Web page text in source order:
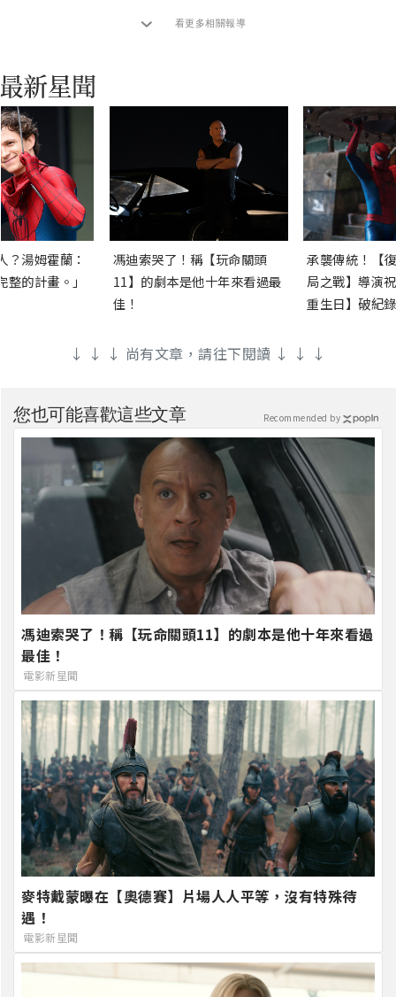
看更多相關報導
？湯姆霍蘭：
的計畫。」
馮迪索哭了！稱【玩命關頭
11】的劇本是他十年來看過最
佳！
承襲傳統！【
局之戰】導演
重生日】破紀
↓ ↓ ↓ 尚有文章，請往下閱讀 ↓ ↓ ↓
您也可能喜歡這些文章
馮迪索哭了！稱【玩命關頭11】的劇本是他十年來看過
最佳！
電影新星聞
麥特戴蒙曝在【奧德賽】片場人人平等，沒有特殊待
遇！
電影新星聞
Recommended by